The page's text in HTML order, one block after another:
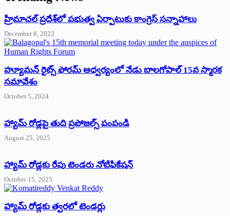
‌హ్రిమాచల్‌ ‌ప్రదేశ్‌లో పభుత్వ ఏర్పాటుకు కాంగ్రెస్‌ ‌సన్నాహాలు
December 8, 2022
హ్యూమన్‌ రైట్స్‌ ఫోరమ్‌ ఆధ్వర్యంలో నేడు బాలగోపాల్‌ 15వ స్మారక
సమావేశం
October 5, 2024
హ్యామ్‌ రోడ్లపై తుది ప్రపోజల్స్‌ పంపండి
August 25, 2025
హ్యామ్‌ రోడ్లకు రేపు టెండరు నోటిఫికేషన్‌
October 15, 2025
హ్యామ్‌ రోడ్లకు త్వరలో టెండర్లు